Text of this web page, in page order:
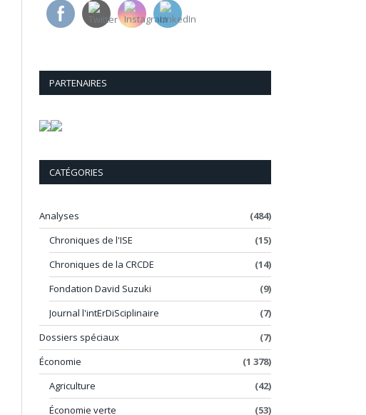
PARTENAIRES
CATÉGORIES
Analyses
(484)
Chroniques de l'ISE
(15)
Chroniques de la CRCDE
(14)
Fondation David Suzuki
(9)
Journal l'intErDiSciplinaire
(7)
Dossiers spéciaux
(7)
Économie
(1 378)
Agriculture
(42)
Économie verte
(53)